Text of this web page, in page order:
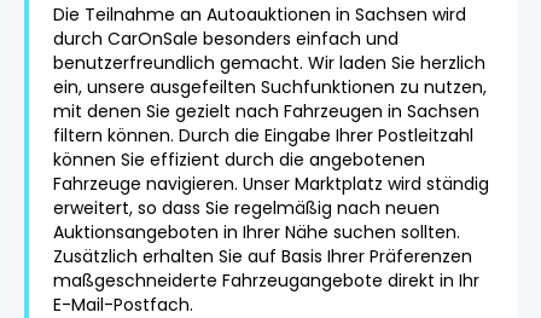
Die Teilnahme an Autoauktionen in Sachsen wird
durch CarOnSale besonders einfach und
benutzerfreundlich gemacht. Wir laden Sie herzlich
ein, unsere ausgefeilten Suchfunktionen zu nutzen,
mit denen Sie gezielt nach Fahrzeugen in Sachsen
filtern können. Durch die Eingabe Ihrer Postleitzahl
können Sie effizient durch die angebotenen
Fahrzeuge navigieren. Unser Marktplatz wird ständig
erweitert, so dass Sie regelmäßig nach neuen
Auktionsangeboten in Ihrer Nähe suchen sollten.
Zusätzlich erhalten Sie auf Basis Ihrer Präferenzen
maßgeschneiderte Fahrzeugangebote direkt in Ihr
E-Mail-Postfach.